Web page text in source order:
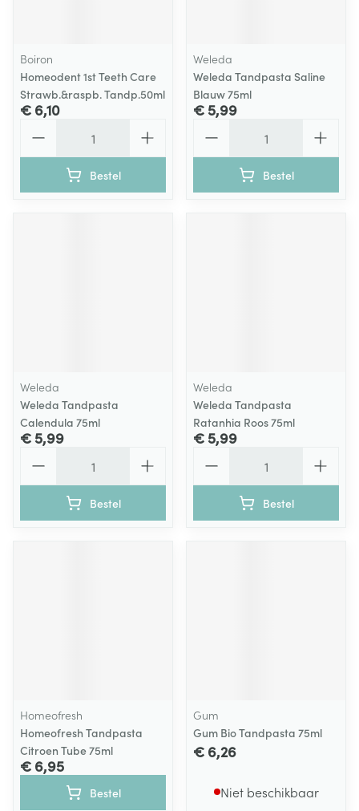
Boiron
Homeodent 1st Teeth Care
Strawb.&raspb. Tandp.50ml
€ 6,10
Bestel
Weleda
Weleda Tandpasta Saline
Blauw 75ml
€ 5,99
Bestel
Weleda
Weleda Tandpasta
Calendula 75ml
€ 5,99
Bestel
Weleda
Weleda Tandpasta
Ratanhia Roos 75ml
€ 5,99
Bestel
Homeofresh
Homeofresh Tandpasta
Citroen Tube 75ml
€ 6,95
Bestel
Gum
Gum Bio Tandpasta 75ml
€ 6,26
Niet beschikbaar